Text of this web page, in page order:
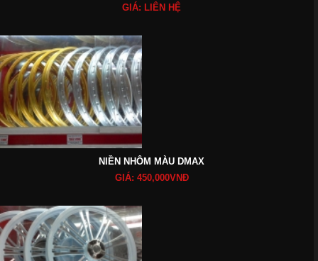
GIÁ: LIÊN HỆ
NIỀN NHÔM MÀU DMAX
GIÁ: 450,000VNĐ